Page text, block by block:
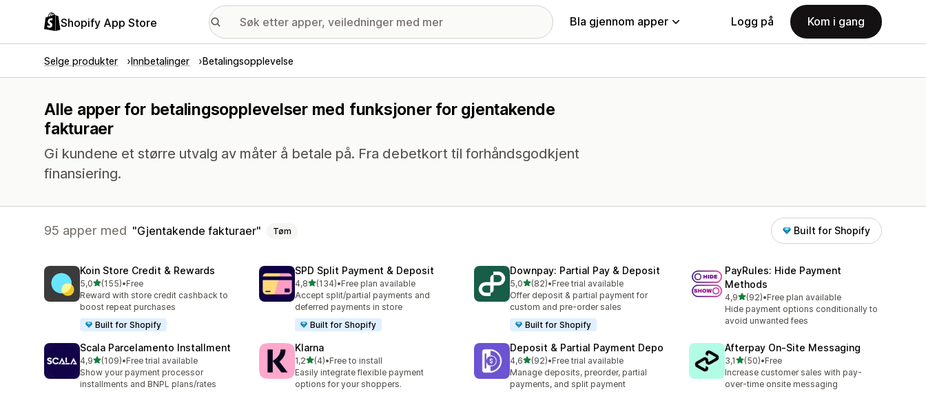
Shopify App Store Bla gjennom apper Logg på Kom i gang
Selge produkter Innbetalinger Betalingsopplevelse
Alle apper for betalingsopplevelser med funksjoner for gjentakende
fakturaer
Gi kundene et større utvalg av måter å betale på. Fra debetkort til forhåndsgodkjent
finansiering.
95 apper med Gjentakende fakturaer Tøm Built for Shopify
Koin Store Credit & Rewards
5,0av 5 stjerner
(155)
Totalt 155 omtaler
•Free
Reward with store credit cashback to
boost repeat purchases
Built for Shopify
SPD Split Payment & Deposit
4,8av 5 stjerner
(134)
Totalt 134 omtaler
•Free plan available
Accept split/partial payments and
deferred payments in store
Built for Shopify
Downpay: Partial Pay & Deposit
5,0av 5 stjerner
(82)
Totalt 82 omtaler
•Free trial available
Offer deposit & partial payment for
custom and pre-order sales
Built for Shopify
PayRules: Hide Payment
Methods
4,9av 5 stjerner
(92)
Totalt 92 omtaler
•Free plan available
Hide payment options conditionally to
avoid unwanted fees
Scala Parcelamento Installment
4,9av 5 stjerner
(109)
Totalt 109 omtaler
•Free trial available
Show your payment processor
installments and BNPL plans/rates
Klarna
1,2av 5 stjerner
(4)
Totalt 4 omtaler
•Free to install
Easily integrate flexible payment
options for your shoppers.
Deposit & Partial Payment Depo
4,6av 5 stjerner
(92)
Totalt 92 omtaler
•Free trial available
Manage deposits, preorder, partial
payments, and split payment
Afterpay On‑Site Messaging
3,1av 5 stjerner
(50)
Totalt 50 omtaler
•Free
Increase customer sales with pay-
over-time onsite messaging